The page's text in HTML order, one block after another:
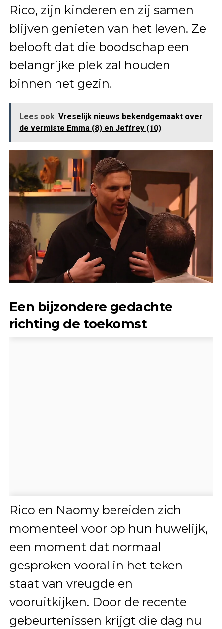
Rico, zijn kinderen en zij samen
blijven genieten van het leven. Ze
belooft dat die boodschap een
belangrijke plek zal houden
binnen het gezin.
Lees ook Vreselijk nieuws bekendgemaakt over
de vermiste Emma (8) en Jeffrey (10)
Een bijzondere gedachte
richting de toekomst
Rico en Naomy bereiden zich
momenteel voor op hun huwelijk,
een moment dat normaal
gesproken vooral in het teken
staat van vreugde en
vooruitkijken. Door de recente
gebeurtenissen krijgt die dag nu